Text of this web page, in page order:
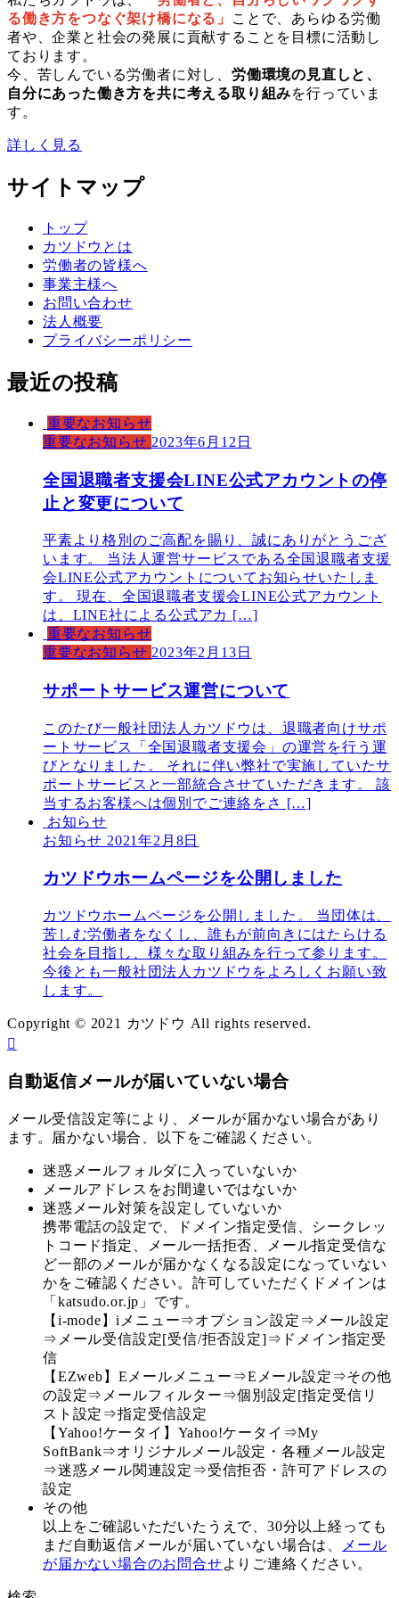
る働き方をつなぐ架け橋になる」
ことで、あらゆる労働
者や、企業と社会の発展に貢献することを目標に活動し
ております。
今、苦しんでいる労働者に対し、 労働環境の見直しと、
自分にあった働き方を共に考える取り組みを行っていま
す。
詳しく見る
サイトマップ
トップ
カツドウとは
労働者の皆様へ
事業主様へ
お問い合わせ
法人概要
プライバシーポリシー
最近の投稿
重要なお知らせ
重要なお知らせ 2023年6月12日
全国退職者支援会LINE公式アカウントの停
止と変更について
平素より格別のご高配を賜り、誠にありがとうござ
います。 当法人運営サービスである全国退職者支援
会LINE公式アカウントについてお知らせいたしま
す。 現在、全国退職者支援会LINE公式アカウント
は、LINE社による公式アカ […]
重要なお知らせ
重要なお知らせ 2023年2月13日
サポートサービス運営について
このたび一般社団法人カツドウは、退職者向けサポ
ートサービス「全国退職者支援会」の運営を行う運
びとなりました。 それに伴い弊社で実施していたサ
ポートサービスと一部統合させていただきます。 該
当するお客様へは個別でご連絡をさ […]
お知らせ
お知らせ 2021年2月8日
カツドウホームページを公開しました
カツドウホームページを公開しました。 当団体は、
苦しむ労働者をなくし、誰もが前向きにはたらける
社会を目指し、様々な取り組みを行って参ります。
今後とも一般社団法人カツドウをよろしくお願い致
します。
Copyright © 2021 カツドウ All rights reserved.
自動返信メールが届いていない場合
メール受信設定等により、メールが届かない場合があり
ます。届かない場合、以下をご確認ください。
迷惑メールフォルダに入っていないか
メールアドレスをお間違いではないか
迷惑メール対策を設定していないか
携帯電話の設定で、ドメイン指定受信、シークレッ
トコード指定、メール一括拒否、メール指定受信な
ど一部のメールが届かなくなる設定になっていない
かをご確認ください。許可していただくドメインは
「katsudo.or.jp」です。
【i-mode】iメニュー⇒オプション設定⇒メール設定
⇒メール受信設定[受信/拒否設定]⇒ドメイン指定受
信
【EZweb】Eメールメニュー⇒Eメール設定⇒その他
の設定⇒メールフィルター⇒個別設定[指定受信リ
スト設定⇒指定受信設定
【Yahoo!ケータイ】Yahoo!ケータイ⇒My
SoftBank⇒オリジナルメール設定・各種メール設定
⇒迷惑メール関連設定⇒受信拒否・許可アドレスの
設定
その他
以上をご確認いただいたうえで、30分以上経っても
まだ自動返信メールが届いていない場合は、
メール
が届かない場合のお問合せよりご連絡ください。